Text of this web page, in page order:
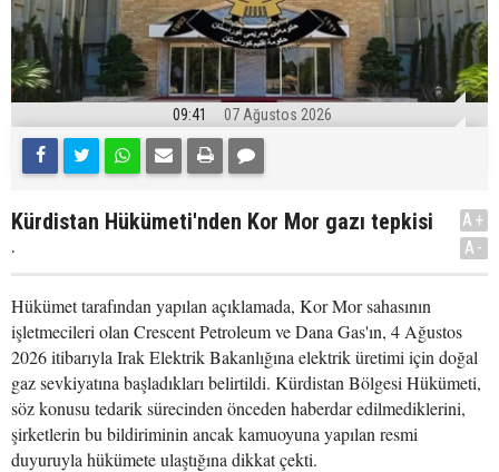
09:41 07 Ağustos 2026
Kürdistan Hükümeti'nden Kor Mor gazı tepkisi
.
A+
A-
Hükümet tarafından yapılan açıklamada, Kor Mor sahasının
işletmecileri olan Crescent Petroleum ve Dana Gas'ın, 4 Ağustos
2026 itibarıyla Irak Elektrik Bakanlığına elektrik üretimi için doğal
gaz sevkiyatına başladıkları belirtildi. Kürdistan Bölgesi Hükümeti,
söz konusu tedarik sürecinden önceden haberdar edilmediklerini,
şirketlerin bu bildiriminin ancak kamuoyuna yapılan resmi
duyuruyla hükümete ulaştığına dikkat çekti.